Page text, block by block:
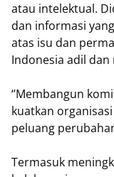
atau intelektual.
dan informasi
atas isu dan
Indonesia adil dan
‘’Membangun
kuatkan
peluang
Termasuk